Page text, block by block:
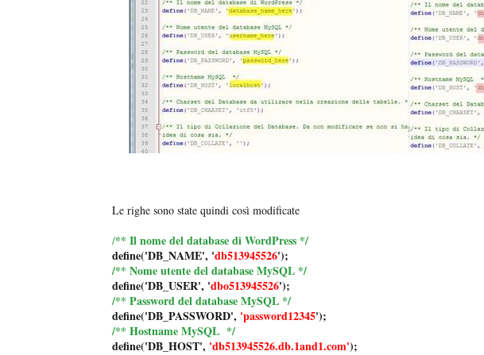
Le righe sono state quindi così modificate
/** Il nome del database di WordPress */
define('DB_NAME', 'db513945526');
/** Nome utente del database MySQL */
define('DB_USER', 'dbo513945526');
/** Password del database MySQL */
define('DB_PASSWORD', 'password12345');
/** Hostname MySQL */
define('DB_HOST', 'db513945526.db.1and1.com');